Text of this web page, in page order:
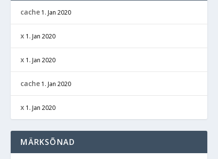
cache 1. Jan 2020
x 1. Jan 2020
x 1. Jan 2020
cache 1. Jan 2020
x 1. Jan 2020
MÄRKSÕNAD